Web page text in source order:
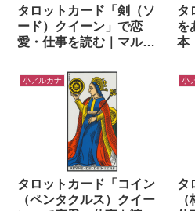
タロットカード「剣（ソ
ード）クイーン」で恋
愛・仕事を読む｜マルセ
クル
タ
を
本
エ
小アルカナ
タロットカード「コイン
（ペンタクルス）クイー
小
タ